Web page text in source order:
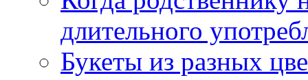
длительного
Букеты из разных